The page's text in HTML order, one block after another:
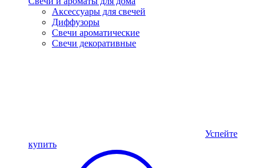
Аксессуары для свечей
Диффузоры
Свечи ароматические
Свечи декоративные
Успейте
купить